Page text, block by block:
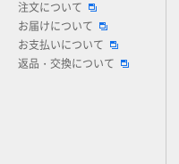
注文について
お届けについて
お支払いについて
返品・交換について